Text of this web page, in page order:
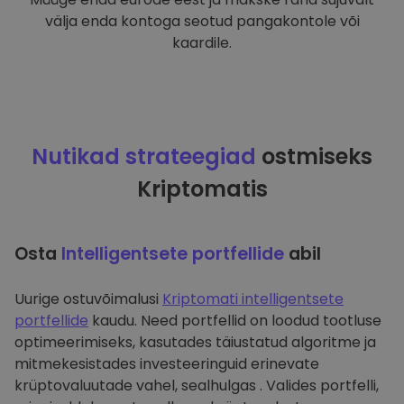
välja enda kontoga seotud pangakontole või
kaardile.
Nutikad strateegiad ostmiseks
Kriptomatis
Osta Intelligentsete portfellide abil
Uurige ostuvõimalusi Kriptomati intelligentsete
portfellide kaudu. Need portfellid on loodud tootluse
optimeerimiseks, kasutades täiustatud algoritme ja
mitmekesistades investeeringuid erinevate
krüptovaluutade vahel, sealhulgas . Valides portfelli,